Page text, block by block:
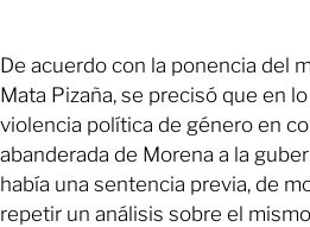
De acuerdo con la ponencia del
Mata Pizaña, se precisó que en
violencia política de género en
abanderada de Morena a la
había una sentencia previa, de
repetir un análisis sobre el